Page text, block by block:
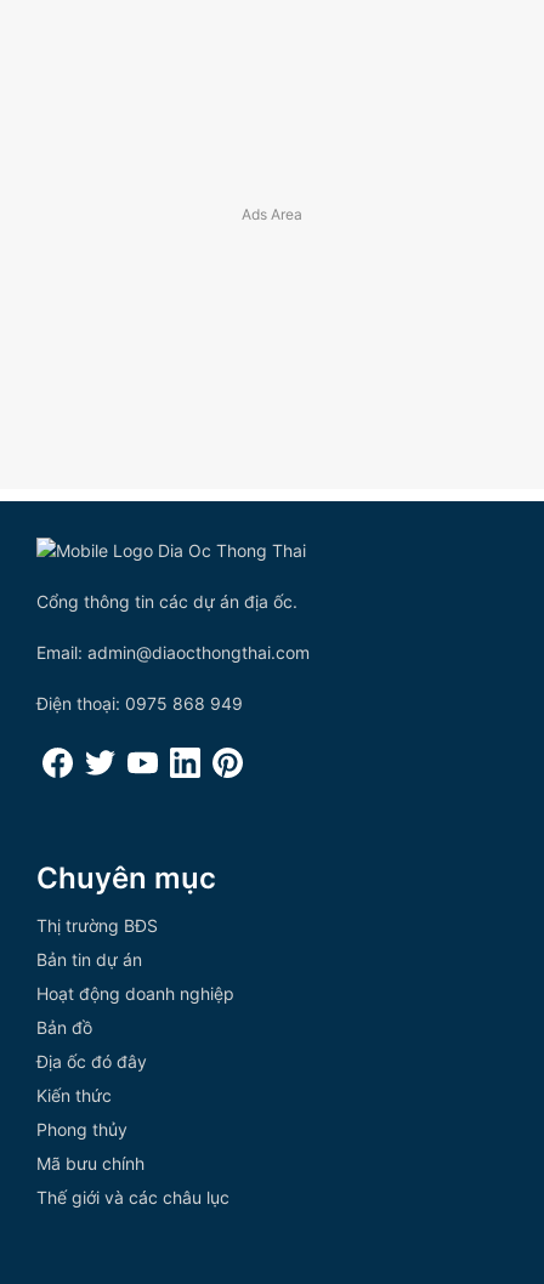
Cổng thông tin các dự án địa ốc.
Email: admin@diaocthongthai.com
Điện thoại: 0975 868 949
Chuyên mục
Thị trường BĐS
Bản tin dự án
Hoạt động doanh nghiệp
Bản đồ
Địa ốc đó đây
Kiến thức
Phong thủy
Mã bưu chính
Thế giới và các châu lục